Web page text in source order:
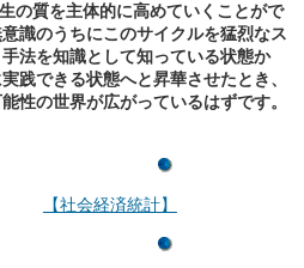
の質を主体的に高めていくことがで
識のうちにこのサイクルを猛烈なス
法を知識として知っている状態か
践できる状態へと昇華させたとき、
性の世界が広がっているはずです。
【社会経済統計】